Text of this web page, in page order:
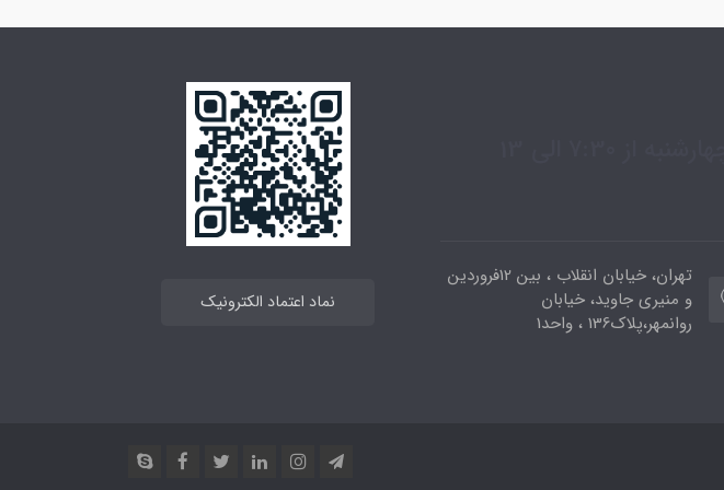
تهران، خیابان انقلاب ، بین 12فروردین
و منیری جاوید، خیابان
روانمهر،پلاک136 ، واحد1
نماد اعتماد الکترونیک